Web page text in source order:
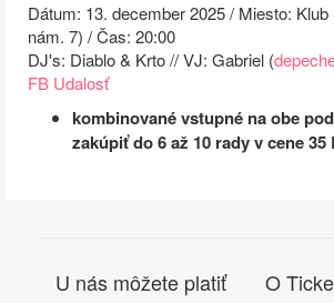
Dátum: 13. december 2025 / Miesto:
nám. 7) / Čas: 20:00
DJ's: Diablo & Krto // VJ: Gabriel (
FB Udalosť
kombinované vstupné na obe
zakúpiť do 6 až 10 rady v cene 35
U nás môžete platiť O